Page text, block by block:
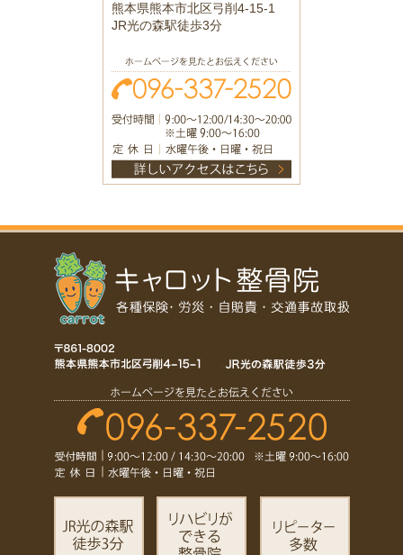
熊本県熊本市北区弓削4-15-1
JR光の森駅徒歩3分